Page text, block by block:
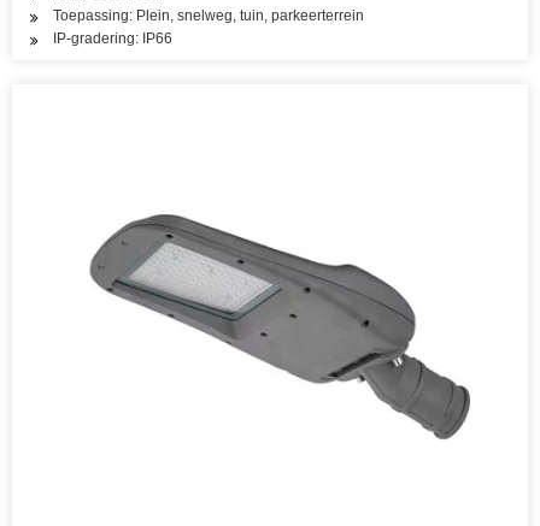
Toepassing: Plein, snelweg, tuin, parkeerterrein
IP-gradering: IP66